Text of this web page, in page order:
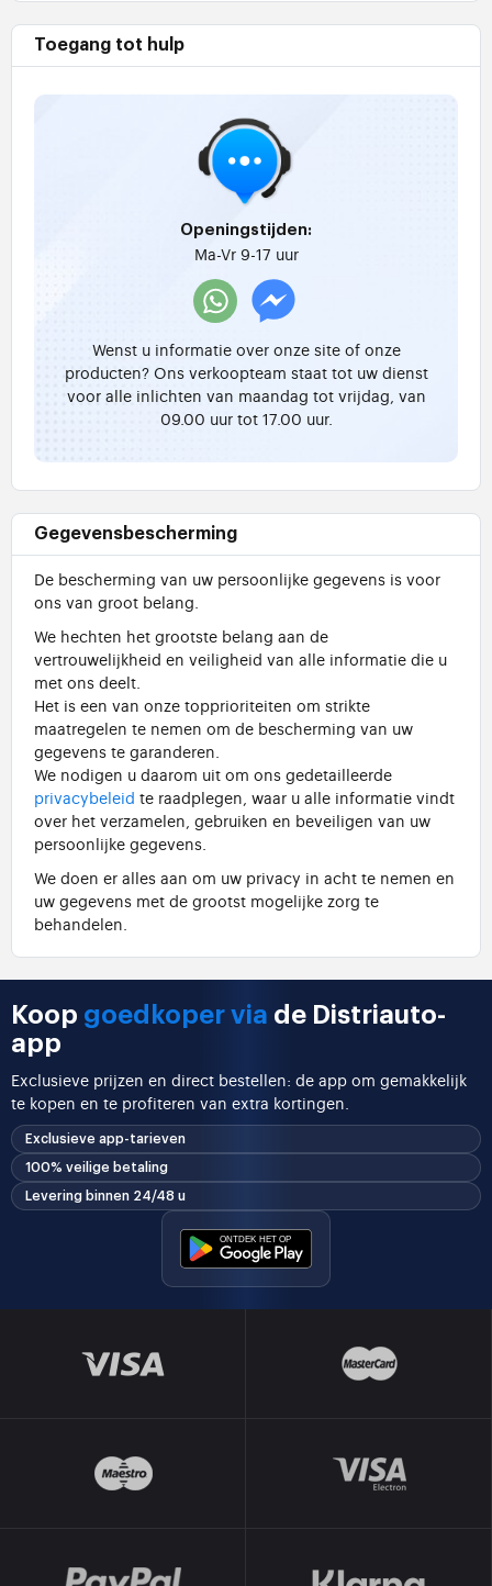
Toegang tot hulp
Openingstijden:
Ma-Vr 9-17 uur
Wenst u informatie over onze site of onze
producten? Ons verkoopteam staat tot uw dienst
voor alle inlichten van maandag tot vrijdag, van
09.00 uur tot 17.00 uur.
Gegevensbescherming
De bescherming van uw persoonlijke gegevens is voor
ons van groot belang.
We hechten het grootste belang aan de
vertrouwelijkheid en veiligheid van alle informatie die u
met ons deelt.
Het is een van onze topprioriteiten om strikte
maatregelen te nemen om de bescherming van uw
gegevens te garanderen.
We nodigen u daarom uit om ons gedetailleerde
privacybeleid te raadplegen, waar u alle informatie vindt
over het verzamelen, gebruiken en beveiligen van uw
persoonlijke gegevens.
We doen er alles aan om uw privacy in acht te nemen en
uw gegevens met de grootst mogelijke zorg te
behandelen.
Koop goedkoper via de Distriauto-
app
Exclusieve prijzen en direct bestellen: de app om gemakkelijk
te kopen en te profiteren van extra kortingen.
Exclusieve app-tarieven
100% veilige betaling
Levering binnen 24/48 u